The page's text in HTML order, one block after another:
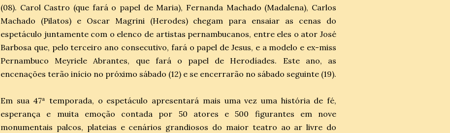
(08). Carol Castro (que fará o papel de Maria), Fernanda Machado (Madalena), Carlos
Machado (Pilatos) e Oscar Magrini (Herodes) chegam para ensaiar as cenas do
espetáculo juntamente com o elenco de artistas pernambucanos, entre eles o ator José
Barbosa que, pelo terceiro ano consecutivo, fará o papel de Jesus, e a modelo e ex-miss
Pernambuco Meyriele Abrantes, que fará o papel de Herodíades. Este ano, as
encenações terão início no próximo sábado (12) e se encerrarão no sábado seguinte (19).
Em sua 47ª temporada, o espetáculo apresentará mais uma vez uma história de fé,
esperança e muita emoção contada por 50 atores e 500 figurantes em nove
monumentais palcos, plateias e cenários grandiosos do maior teatro ao ar livre do